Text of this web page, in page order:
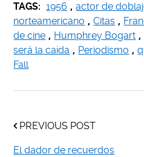
TAGS: 1956 , actor de
norteamericano , Citas ,
de cine , Humphrey Bogart ,
será la caída , Periodismo ,
Fall
PREVIOUS POST
El dador de recuerdos